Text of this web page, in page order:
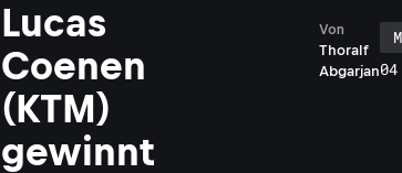
Lucas
Coenen
(KTM)
gewinnt
Thoralf
Abgarjan
Von